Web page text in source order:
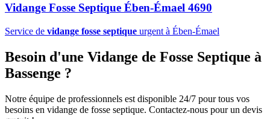
Vidange Fosse Septique Ében-Émael 4690
Service de vidange fosse septique urgent à Ében-Émael
Besoin d'une Vidange de Fosse Septique à
Bassenge ?
Notre équipe de professionnels est disponible 24/7 pour tous vos
besoins en vidange de fosse septique. Contactez-nous pour un devis